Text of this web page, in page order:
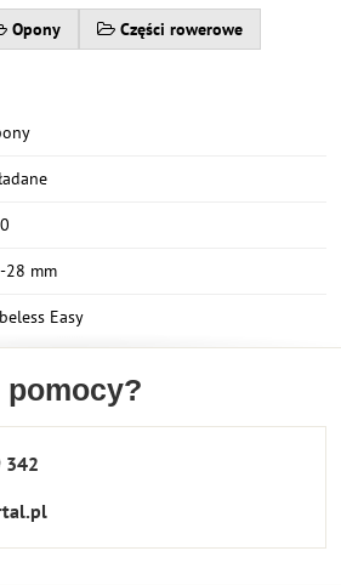
Opony Części rowerowe
28 mm
Easy
pomocy?
342